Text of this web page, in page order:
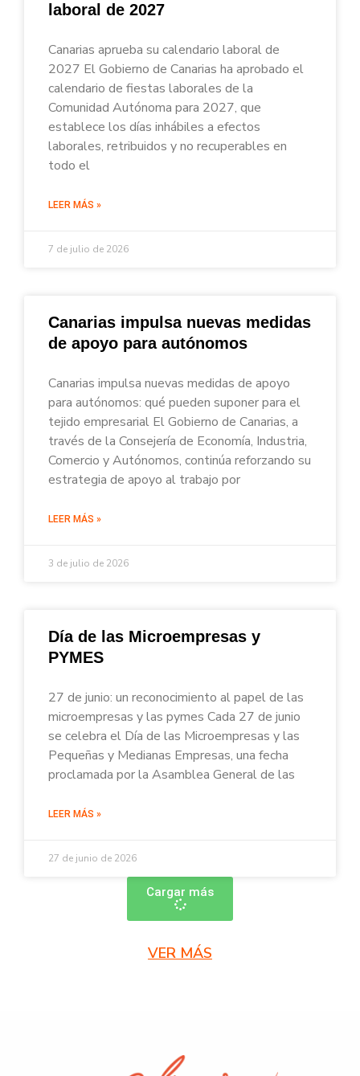
laboral de 2027
Canarias aprueba su calendario laboral de
2027 El Gobierno de Canarias ha aprobado el
calendario de fiestas laborales de la
Comunidad Autónoma para 2027, que
establece los días inhábiles a efectos
laborales, retribuidos y no recuperables en
todo el
LEER MÁS »
7 de julio de 2026
Canarias impulsa nuevas medidas
de apoyo para autónomos
Canarias impulsa nuevas medidas de apoyo
para autónomos: qué pueden suponer para el
tejido empresarial El Gobierno de Canarias, a
través de la Consejería de Economía, Industria,
Comercio y Autónomos, continúa reforzando su
estrategia de apoyo al trabajo por
LEER MÁS »
3 de julio de 2026
Día de las Microempresas y
PYMES
27 de junio: un reconocimiento al papel de las
microempresas y las pymes Cada 27 de junio
se celebra el Día de las Microempresas y las
Pequeñas y Medianas Empresas, una fecha
proclamada por la Asamblea General de las
LEER MÁS »
27 de junio de 2026
Cargar más
VER MÁS